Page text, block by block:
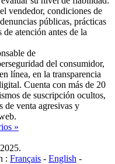
públicas, prácticas
de atención antes de la
del consumidor,
línea, en la transparencia
Cuenta con más de 20
de suscripción ocultos,
de venta agresivas y
»
:Français